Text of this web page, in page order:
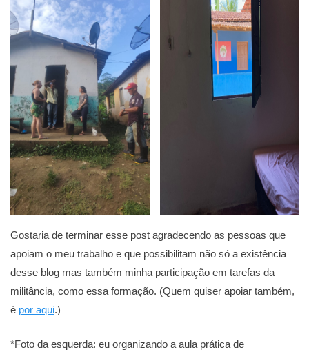
Gostaria de terminar esse post agradecendo as pessoas que
apoiam o meu trabalho e que possibilitam não só a existência
desse blog mas também minha participação em tarefas da
militância, como essa formação. (Quem quiser apoiar também,
é por aqui.)
*Foto da esquerda: eu organizando a aula prática de